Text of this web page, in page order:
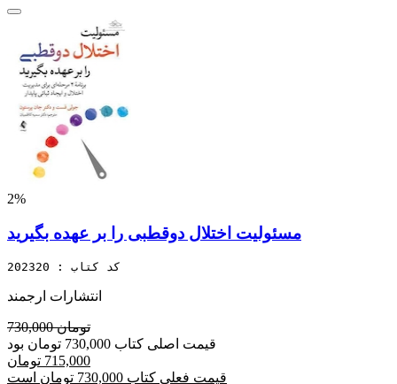
2%
مسئولیت اختلال دوقطبی را بر عهده بگیرید
کد کتاب : 202320
انتشارات ارجمند
730,000 تومان
قیمت اصلی کتاب 730,000 تومان بود
715,000 تومان
قیمت فعلی کتاب 730,000 تومان است